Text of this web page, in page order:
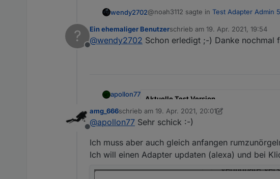
wendy2702@noah3112 sagte in Test Adapter Admin
@wendy2702Danke es läuft wieder.
?
Offline
Ein ehemaliger Benutzerschrieb am 19. Apr. 2021, 19:54
zuletzt editiert von
@wendy2702 Schon erledigt ;-) Danke nochmal
apollon77
Aktuelle Test Version
Veröffentlichungsdatum
Hi,
Offline
amg_666schrieb am 19. Apr. 2021, 20:01
zuletzt editiert von amg_666
@apollon77 Sehr schick :-)
Ich muss aber auch gleich anfangen
Ich will einen Adapter updaten (alexa) und bei